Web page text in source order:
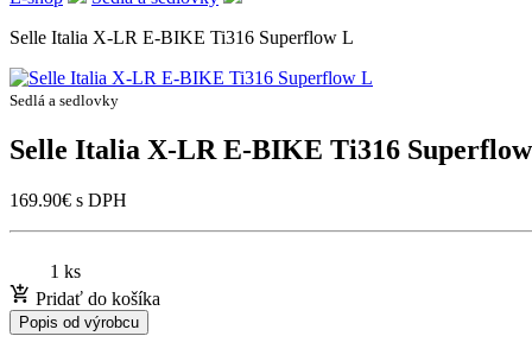
Selle Italia X-LR E-BIKE Ti316 Superflow L
Sedlá a sedlovky
Selle Italia X-LR E-BIKE Ti316
169.90€ s DPH
1 ks
Pridať do košíka
Popis od výrobcu